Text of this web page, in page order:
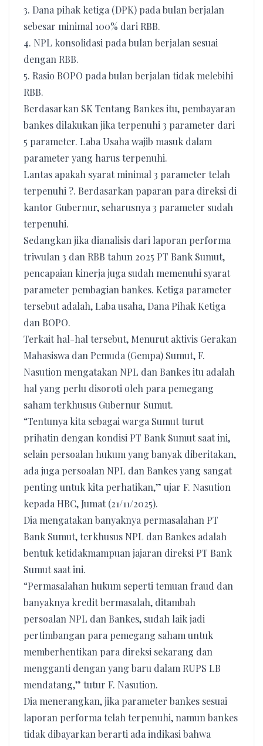
3. Dana pihak ketiga (DPK) pada bulan berjalan
sebesar minimal 100% dari RBB.
4. NPL konsolidasi pada bulan berjalan sesuai
dengan RBB.
5. Rasio BOPO pada bulan berjalan tidak melebihi
RBB.
Berdasarkan SK Tentang Bankes itu, pembayaran
bankes dilakukan jika terpenuhi 3 parameter dari
5 parameter. Laba Usaha wajib masuk dalam
parameter yang harus terpenuhi.
Lantas apakah syarat minimal 3 parameter telah
terpenuhi ?. Berdasarkan paparan para direksi di
kantor Gubernur, seharusnya 3 parameter sudah
terpenuhi.
Sedangkan jika dianalisis dari laporan performa
triwulan 3 dan RBB tahun 2025 PT Bank Sumut,
pencapaian kinerja juga sudah memenuhi syarat
parameter pembagian bankes. Ketiga parameter
tersebut adalah, Laba usaha, Dana Pihak Ketiga
dan BOPO.
Terkait hal-hal tersebut, Menurut aktivis Gerakan
Mahasiswa dan Pemuda (Gempa) Sumut, F.
Nasution mengatakan NPL dan Bankes itu adalah
hal yang perlu disoroti oleh para pemegang
saham terkhusus Gubernur Sumut.
“Tentunya kita sebagai warga Sumut turut
prihatin dengan kondisi PT Bank Sumut saat ini,
selain persoalan hukum yang banyak diberitakan,
ada juga persoalan NPL dan Bankes yang sangat
penting untuk kita perhatikan,” ujar F. Nasution
kepada HBC, Jumat (21/11/2025).
Dia mengatakan banyaknya permasalahan PT
Bank Sumut, terkhusus NPL dan Bankes adalah
bentuk ketidakmampuan jajaran direksi PT Bank
Sumut saat ini.
“Permasalahan hukum seperti temuan fraud dan
banyaknya kredit bermasalah, ditambah
persoalan NPL dan Bankes, sudah laik jadi
pertimbangan para pemegang saham untuk
memberhentikan para direksi sekarang dan
mengganti dengan yang baru dalam RUPS LB
mendatang,” tutur F. Nasution.
Dia menerangkan, jika parameter bankes sesuai
laporan performa telah terpenuhi, namun bankes
tidak dibayarkan berarti ada indikasi bahwa